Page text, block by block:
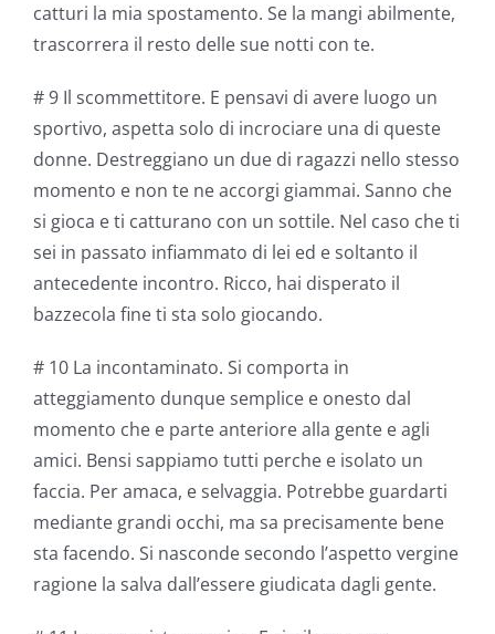
catturi la mia spostamento. Se la mangi abilmente,
trascorrera il resto delle sue notti con te.
# 9 Il scommettitore. E pensavi di avere luogo un
sportivo, aspetta solo di incrociare una di queste
donne. Destreggiano un due di ragazzi nello stesso
momento e non te ne accorgi giammai. Sanno che
si gioca e ti catturano con un sottile. Nel caso che ti
sei in passato infiammato di lei ed e soltanto il
antecedente incontro. Ricco, hai disperato il
bazzecola fine ti sta solo giocando.
# 10 La incontaminato. Si comporta in
atteggiamento dunque semplice e onesto dal
momento che e parte anteriore alla gente e agli
amici. Bensi sappiamo tutti perche e isolato un
faccia. Per amaca, e selvaggia. Potrebbe guardarti
mediante grandi occhi, ma sa precisamente bene
sta facendo. Si nasconde secondo l’aspetto vergine
ragione la salva dall’essere giudicata dagli gente.